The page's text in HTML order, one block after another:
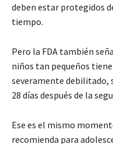
deben estar protegidos
tiempo.
Pero la FDA también
niños tan pequeños
severamente debilitado,
28 días después de la
Ese es el mismo
recomienda para